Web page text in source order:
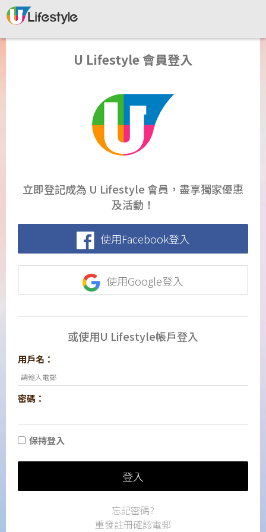
U Lifestyle 會員登入
立即登記成為 U Lifestyle 會員，盡享獨家優惠
及活動！
使用Facebook登入
使用Google登入
或使用U Lifestyle帳戶登入
用戶名：
密碼：
保持登入
登入
忘記密碼?
重發註冊確認電郵